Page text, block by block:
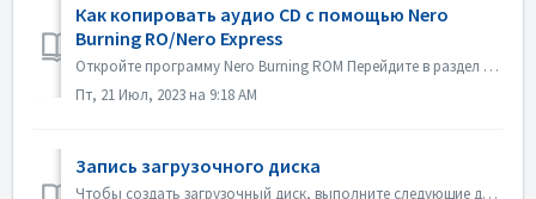
Как копировать аудио CD с помощью Nero
Burning RO/Nero Express
Откройте программу Nero Burning ROM Перейдите в раздел "Extras" и нажмите на "Save Audio Tracks". Во вкладке "источник" выб...
Пт, 21 Июл, 2023 на 9:18 AM
Запись загрузочного диска
Чтобы создать загрузочный диск, выполните следующие действия: 1. Нажмите кнопку New на главном экране Nero Burning ROM. ->Откроется окно Новая компиляци...